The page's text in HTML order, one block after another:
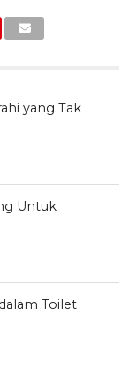
yang Tak
Untuk
Toilet